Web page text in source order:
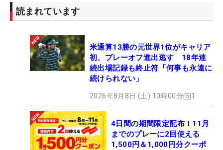
読まれています
米通算13勝の元世界1位がキャリア
初、プレーオフ進出逃す 18年連
続出場記録も終止符「何事も永遠に
続けられない」
2026年8月8日 (土) 10時00分 1
4日間の期間限定配布！11月
までのプレーに2回使える
1,500円＆1,000円分クーポ